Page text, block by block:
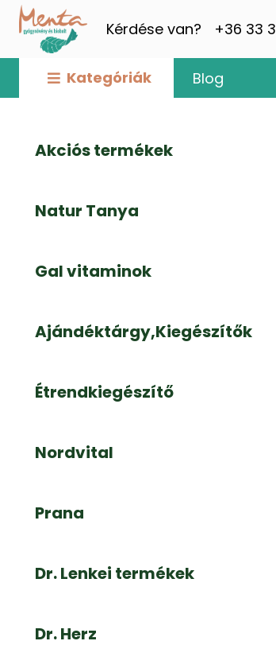
Kérdése van? +36 33
Kategóriák Blog
Akciós termékek
Natur Tanya
Gal vitaminok
Ajándéktárgy,Kiegészítők
Étrendkiegészítő
Nordvital
Prana
Dr. Lenkei termékek
Dr. Herz